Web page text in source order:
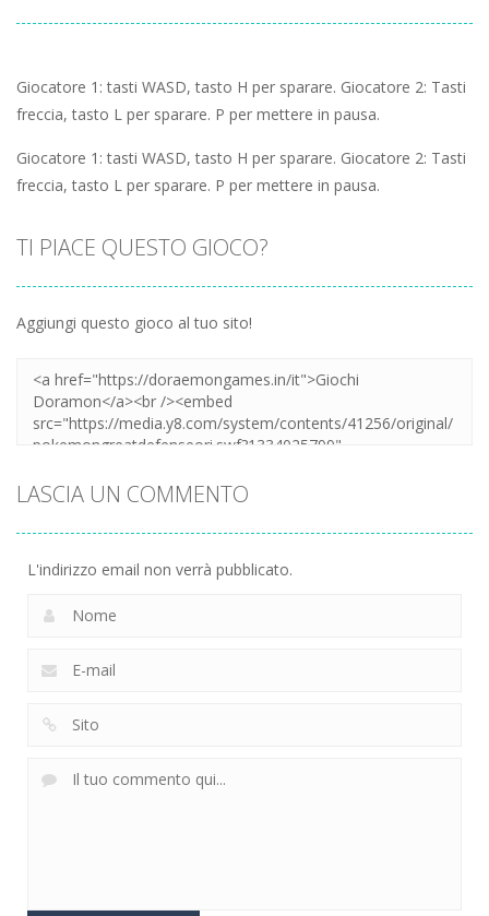
Giocatore 1: tasti WASD, tasto H per sparare. Giocatore 2: Tasti
freccia, tasto L per sparare. P per mettere in pausa.
Giocatore 1: tasti WASD, tasto H per sparare. Giocatore 2: Tasti
freccia, tasto L per sparare. P per mettere in pausa.
TI PIACE QUESTO GIOCO?
Aggiungi questo gioco al tuo sito!
LASCIA UN COMMENTO
L'indirizzo email non verrà pubblicato.